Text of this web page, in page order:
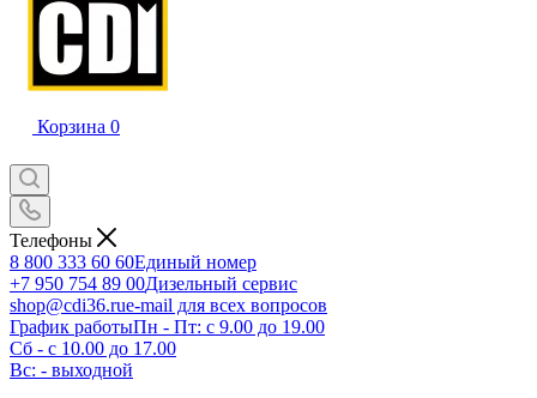
Корзина 0
Телефоны
8 800 333 60 60Единый номер
+7 950 754 89 00Дизельный сервис
shop@cdi36.rue-mail для всех вопросов
График работыПн - Пт: с 9.00 до 19.00
Сб - с 10.00 до 17.00
Вс: - выходной